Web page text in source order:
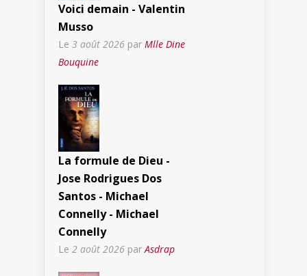
Voici demain - Valentin
Musso
Le 3 août 2026 par Mlle Dine
Bouquine
La formule de Dieu -
Jose Rodrigues Dos
Santos - Michael
Connelly - Michael
Connelly
Le 2 août 2026 parAsdrap